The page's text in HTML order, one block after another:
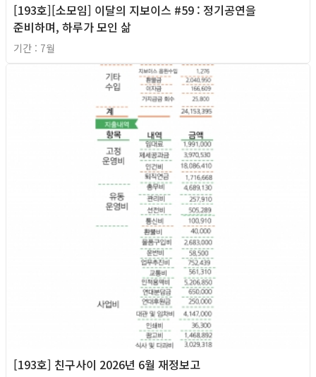
[193호][소모임] 이달의 지보이스 #59 : 정기공연을
준비하며, 하루가 모인 삶
기간 : 7월
[193호] 친구사이 2026년 6월 재정보고